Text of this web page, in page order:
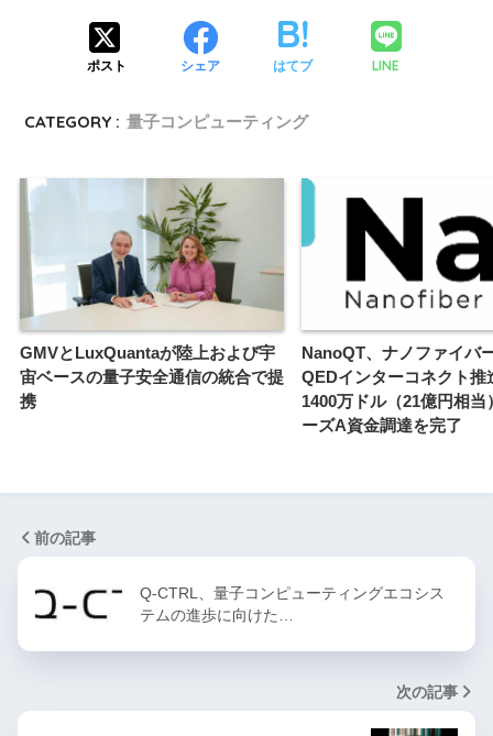
ポスト シェア はてブ LINE
CATEGORY : 量子コンピューティング
GMVとLuxQuantaが陸上および宇
宙ベースの量子安全通信の統合で提
携
NanoQT、ナノファイバ
QEDインターコネクト推
1400万ドル（21億円相当
ーズA資金調達を完了
前の記事
Q-CTRL、量子コンピューティングエコシス
テムの進歩に向けた…
次の記事